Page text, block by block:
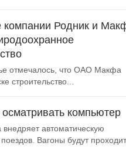
компании Родник и
отмечалось, что ОАО Макфа
строительство...
компьютер
автоматическую
Вагоны будут